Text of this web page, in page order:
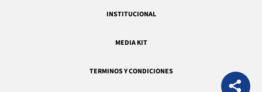
INSTITUCIONAL
MEDIA KIT
TERMINOS Y CONDICIONES